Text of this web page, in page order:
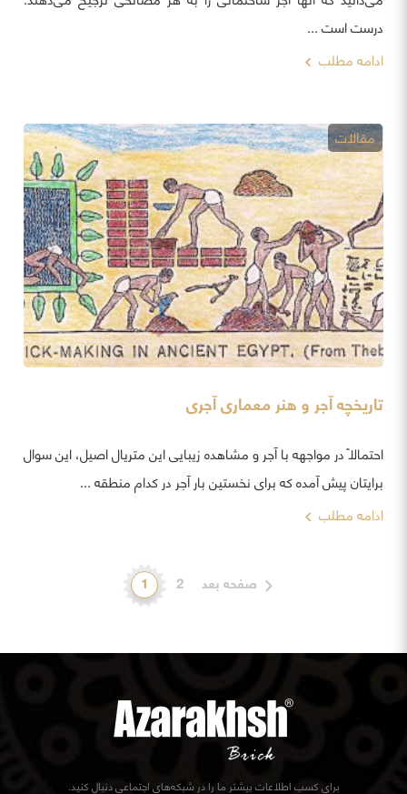
درست است ...
ادامه مطلب
تاریخچه آجر و هنر معماری آجری
احتمالاً در مواجهه با آجر و مشاهده زیبایی این متریال اصیل، این سوال
برایتان پیش آمده که برای نخستین بار آجر در کدام منطقه ...
مقالات
ادامه مطلب
1 2 صفحه بعد
برای کسب اطلاعات بیشتر ما را در شبکه‌های اجتماعی دنبال کنید.